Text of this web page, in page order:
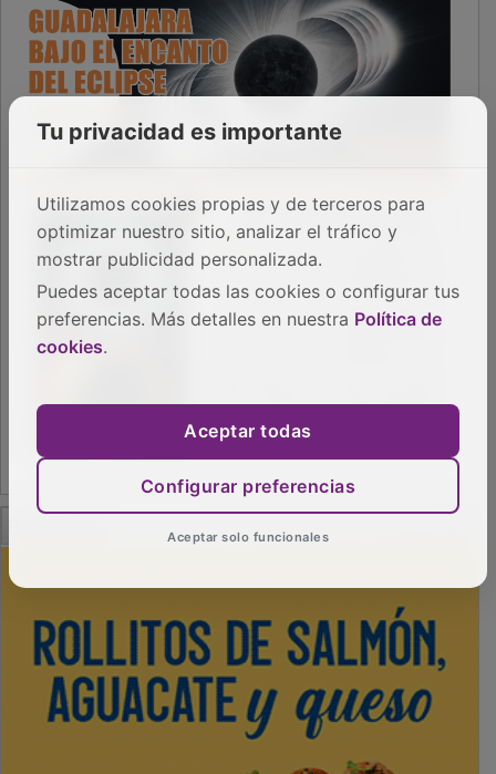
Tu privacidad es importante
Utilizamos cookies propias y de terceros para
optimizar nuestro sitio, analizar el tráfico y
mostrar publicidad personalizada.
Puedes aceptar todas las cookies o configurar tus
preferencias. Más detalles en nuestra Política de
cookies.
Aceptar todas
Configurar preferencias
Aceptar solo funcionales